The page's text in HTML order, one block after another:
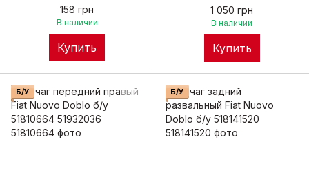
158 грн
В наличии
Купить
1 050 грн
В наличии
Купить
Б/У Б/У